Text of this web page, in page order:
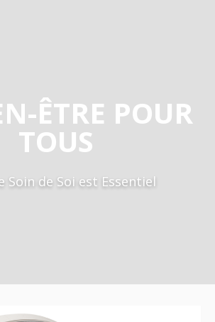
ÊTRE POUR
TOUS
Soin de Soi est Essentiel